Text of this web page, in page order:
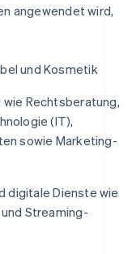
angewendet wird,
und Kosmetik
Rechtsberatung,
(IT),
sowie Marketing-
digitale Dienste wie
Streaming-